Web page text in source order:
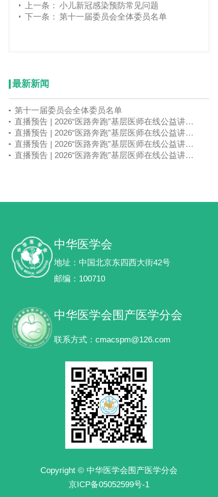
上一条： 小儿新冠感染预防常见问题
下一条： 第十一届委员会全体委员名单
最新新闻
第十一届委员会全体委员名单
直播预告 | 2026“医路奔跑”基层医师在线公益讲座第六期——早产儿精细化监护与并发症早期干预
直播预告 | 2026“医路奔跑”基层医师在线公益讲座第五期——围产期感染母胎协同诊疗与规范化防控策略
直播预告 | 2026“医路奔跑”基层医师在线公益讲座第四期——产房新生儿标准化复苏与高危儿院内安全转运
直播预告 | 2026“医路奔跑”基层医师在线公益讲座第二期——新生育形势下，产科急危重症快速反应体系构建与实战救治（产房安全角度）
中华医学会
地址：中国北京东四西大街42号
邮编：100710
中华医学会围产医学分会
联系方式：cmacspm@126.com
Copyright © 中华医学会围产医学分会
京ICP备05052599号-1